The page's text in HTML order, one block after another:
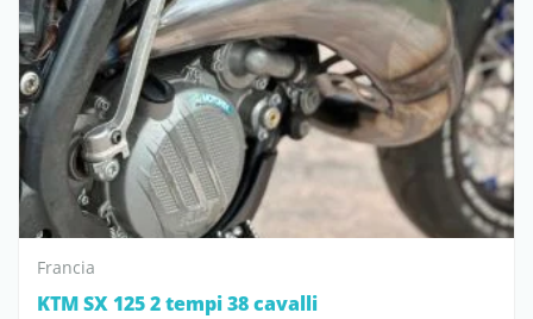
Francia
KTM SX 125 2 tempi 38 cavalli